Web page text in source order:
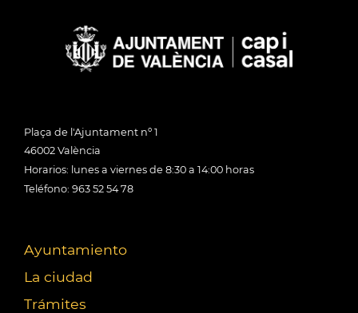
Plaça de l'Ajuntament nº 1
46002 València
Horarios: lunes a viernes de 8:30 a 14:00 horas
Teléfono: 963 52 54 78
Ayuntamiento
La ciudad
Trámites